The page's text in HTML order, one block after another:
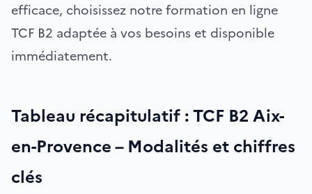
efficace, choisissez notre formation en ligne
TCF B2 adaptée à vos besoins et disponible
immédiatement.
Tableau récapitulatif : TCF B2 Aix-
en-Provence – Modalités et chiffres
clés